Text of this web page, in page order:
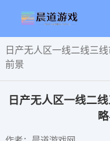
日产无人区一线二线三
前景
日产无人区一线二